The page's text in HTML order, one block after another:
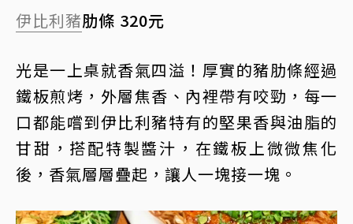
伊比利豬肋條 320元
光是一上桌就香氣四溢！厚實的豬肋條經過
鐵板煎烤，外層焦香、內裡帶有咬勁，每一
口都能嚐到伊比利豬特有的堅果香與油脂的
甘甜，搭配特製醬汁，在鐵板上微微焦化
後，香氣層層疊起，讓人一塊接一塊。